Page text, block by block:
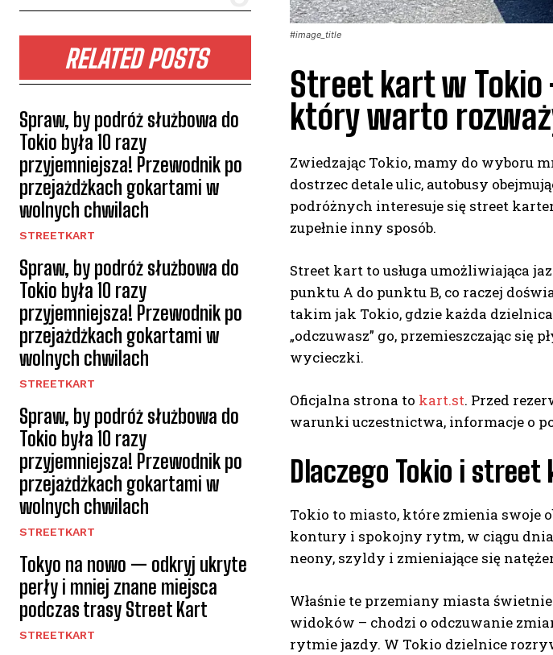
RELATED POSTS
Spraw, by podróż służbowa do
Tokio była 10 razy
przyjemniejsza! Przewodnik po
przejażdżkach gokartami w
wolnych chwilach
STREETKART
Spraw, by podróż służbowa do
Tokio była 10 razy
przyjemniejsza! Przewodnik po
przejażdżkach gokartami w
wolnych chwilach
STREETKART
Spraw, by podróż służbowa do
Tokio była 10 razy
przyjemniejsza! Przewodnik po
przejażdżkach gokartami w
wolnych chwilach
STREETKART
Tokyo na nowo — odkryj ukryte
perły i mniej znane miejsca
podczas trasy Street Kart
STREETKART
#image_title
Street kart w
który warto
Zwiedzając Tokio, mamy do wyboru
dostrzec detale ulic, autobusy
podróżnych interesuje się street
zupełnie inny sposób.
Street kart to usługa umożliwiająca
punktu A do punktu B, co raczej
takim jak Tokio, gdzie każda
„odczuwasz” go, przemieszczając
wycieczki.
Oficjalna strona to kart.st. Przed
warunki uczestnictwa, informacje o
Dlaczego Tokio i
Tokio to miasto, które zmienia swoje
kontury i spokojny rytm, w ciągu
neony, szyldy i zmieniające się
Właśnie te przemiany miasta
widoków – chodzi o odczuwanie
rytmie jazdy. W Tokio dzielnice